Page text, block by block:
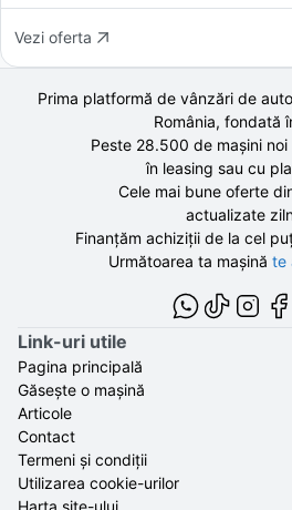
Vezi oferta
Prima platformă de vânzări de
România, fondată
Peste 28.500 demașini noi
în leasing sau cu
Cele mai bune oferte
actualizate
Finanțăm achiziții de la cel
Următoarea ta mașină te
Link-uri utile
Pagina principală
Găsește o mașină
Articole
Contact
Termeni și condiții
Utilizarea cookie-urilor
Harta site-ului